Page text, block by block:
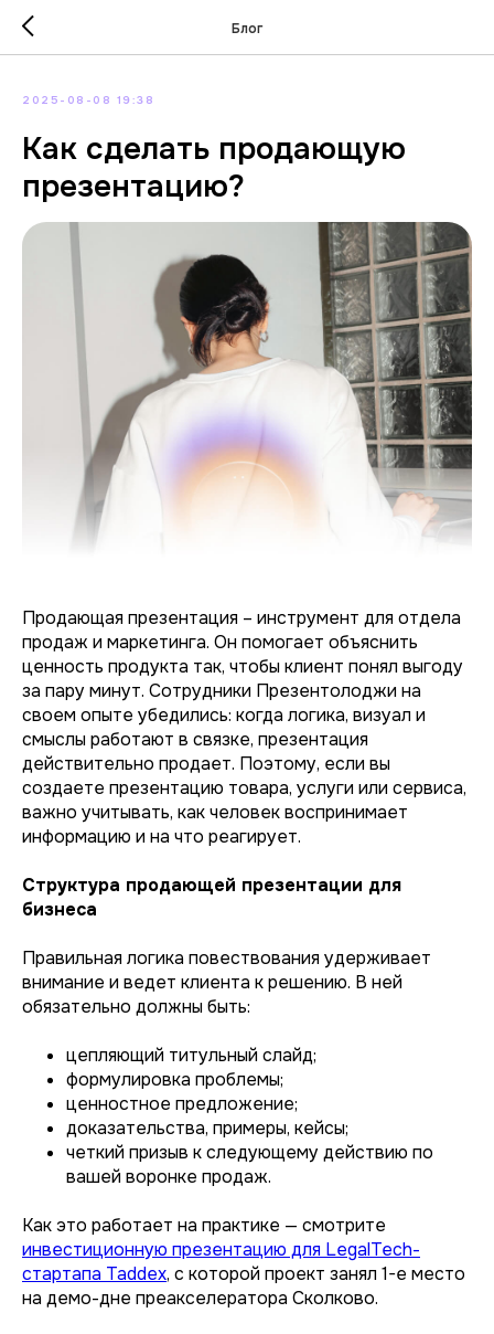
Блог
2025-08-08 19:38
Как сделать продающую
презентацию?
Продающая презентация – инструмент для отдела
продаж и маркетинга. Он помогает объяснить
ценность продукта так, чтобы клиент понял выгоду
за пару минут. Сотрудники Презентолоджи на
своем опыте убедились: когда логика, визуал и
смыслы работают в связке, презентация
действительно продает. Поэтому, если вы
создаете презентацию товара, услуги или сервиса,
важно учитывать, как человек воспринимает
информацию и на что реагирует.
Структура продающей презентации для
бизнеса
Правильная логика повествования удерживает
внимание и ведет клиента к решению. В ней
обязательно должны быть:
цепляющий титульный слайд;
формулировка проблемы;
ценностное предложение;
доказательства, примеры, кейсы;
четкий призыв к следующему действию по
вашей воронке продаж.
Как это работает на практике — смотрите
инвестиционную презентацию для LegalTech-
стартапа Taddex, с которой проект занял 1-е место
на демо-дне преакселератора Сколково.